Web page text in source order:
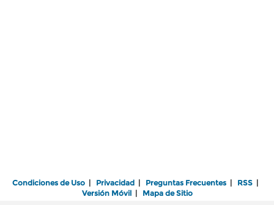
Condiciones de Uso | Privacidad | Preguntas Frecuentes | RSS |
Versión Móvil| Mapa de Sitio